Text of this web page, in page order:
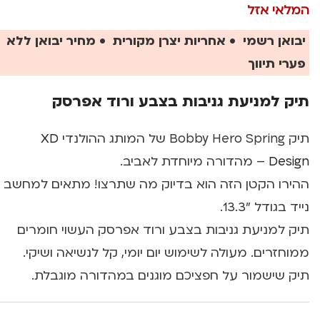
המלאי אזל
יבואן רשמי • אחריות יצרן מקורית • מחיר יבואן ללא
פערי תיווך
תיק למניעת גניבות בצבע ורוד אפרסק
תיק Bobby Hero Spring של המותג ההולנדי
XD
Design – מהדורה מיוחדת לאביב.
ההירו הקטן הזה הוא בדיוק מה שתרצו! מתאים למחשב
נייד בגודל "13.3.
תיק למניעת גניבות בצבע ורוד אפרסק העשוי חומרים
ממוחזרים. מעולה לשימוש יום יומי, קל לנשיאה ושיקי.
תיק שישמור על חפציכם מוגנים במהדורה מוגבלת.